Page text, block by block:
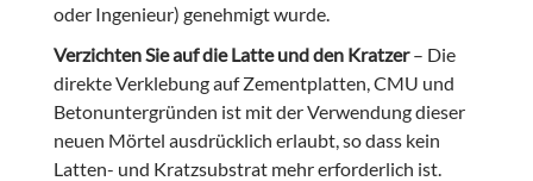
oder Ingenieur) genehmigt wurde.
Verzichten Sie auf die Latte und den Kratzer– Die
direkte Verklebung auf Zementplatten, CMU und
Betonuntergründen ist mit der Verwendung dieser
neuen Mörtel ausdrücklich erlaubt, so dass kein
Latten- und Kratzsubstrat mehr erforderlich ist.